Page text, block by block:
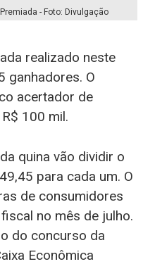
- Foto: Divulgação
realizado neste
ganhadores. O
acertador de
100 mil.
quina vão dividir o
para cada um. O
de consumidores
no mês de julho.
do concurso da
Econômica